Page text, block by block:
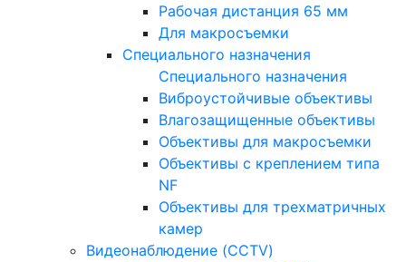
Рабочая дистанция 65 мм
Для макросъемки
Специального назначения
Специального назначения
Виброустойчивые объективы
Влагозащищенные объективы
Объективы для макросъемки
Объективы с креплением типа
NF
Объективы для трехматричных
камер
Видеонаблюдение (CCTV)